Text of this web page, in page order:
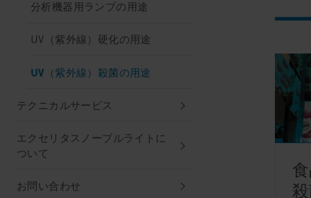
分析機器用ランプの用途
UV（紫外線）硬化の用途
UV（紫外線）殺菌の用途
テクニカルサービス
エクセリタスノーブルライトに
ついて
お問い合わせ